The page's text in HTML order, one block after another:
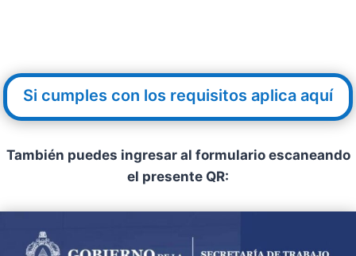
Si cumples con los requisitos aplica aquí
También puedes ingresar al formulario escaneando
el presente QR: